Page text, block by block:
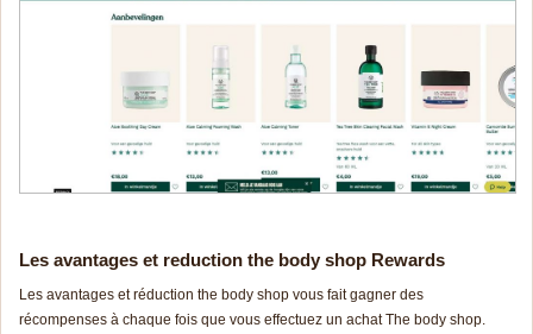
Les avantages et reduction the body shop Rewards
Les avantages et réduction the body shop vous fait gagner des
récompenses à chaque fois que vous effectuez un achat The body shop.